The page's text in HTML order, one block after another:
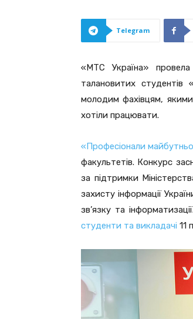
Telegram
«МТС Україна» провела
талановитих студентів
молодим фахівцям,
хотіли працювати.
«Професіонали
факультетів. Конкурс
за підтримки
захисту інформації
зв’язку та
студенти та викладачі 11